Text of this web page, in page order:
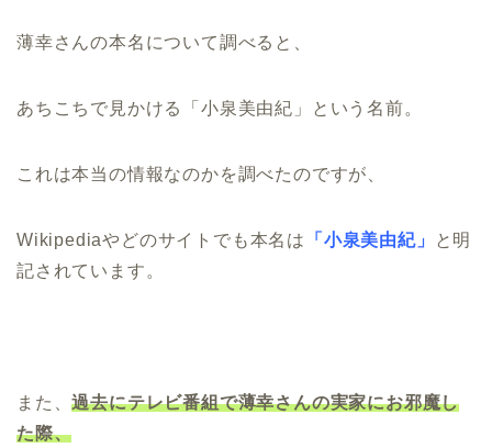
薄幸さんの本名について調べると、
あちこちで見かける「小泉美由紀」という名前。
これは本当の情報なのかを調べたのですが、
Wikipediaやどのサイトでも本名は 「小泉美由紀」
と明
記されています。
また、過去にテレビ番組で薄幸さんの実家にお邪魔し
た際、